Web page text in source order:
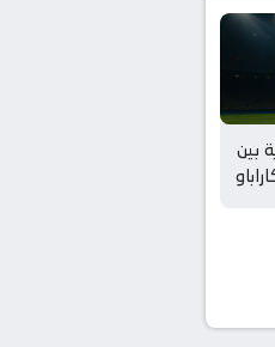
بين